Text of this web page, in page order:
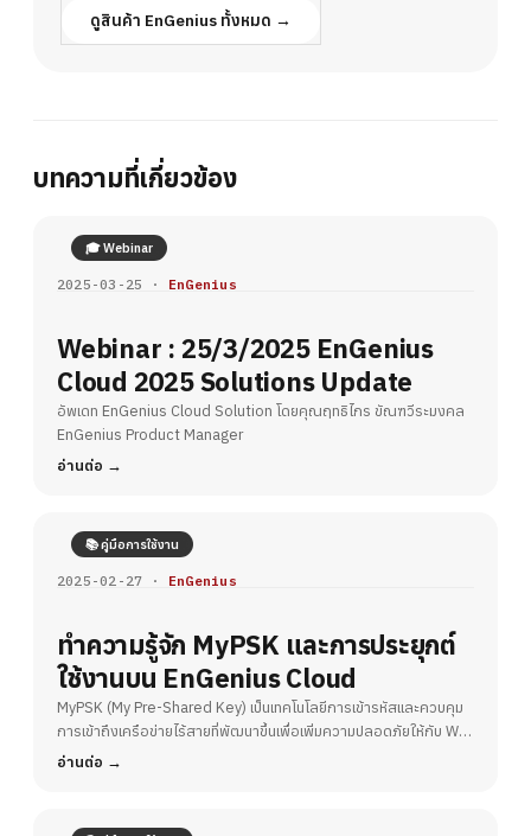
ดูสินค้า EnGenius ทั้งหมด →
บทความที่เกี่ยวข้อง
🎓 Webinar
2025-03-25 · EnGenius
Webinar : 25/3/2025 EnGenius
Cloud 2025 Solutions Update
อัพเดท EnGenius Cloud Solution โดยคุณฤทธิไกร ขัณฑวีระมงคล
EnGenius Product Manager
อ่านต่อ
📚 คู่มือการใช้งาน
2025-02-27 · EnGenius
ทำความรู้จัก MyPSK และการประยุกต์
ใช้งานบน EnGenius Cloud
MyPSK (My Pre-Shared Key) เป็นเทคโนโลยีการเข้ารหัสและควบคุม
การเข้าถึงเครือข่ายไร้สายที่พัฒนาขึ้นเพื่อเพิ่มความปลอดภัยให้กับ Wi-
Fi
อ่านต่อ